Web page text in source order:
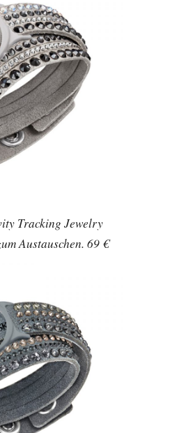
Tracking Jewelry
Austauschen. 69 €